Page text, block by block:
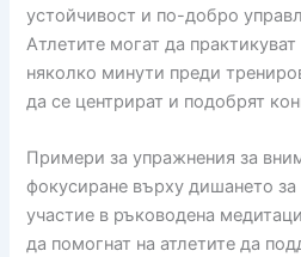
устойчивост и по-добро
Атлетите могат да
няколко минути преди
да се центрират и подобрят
Примери за упражнения за
фокусиране върху дишането
участие в ръководена
да помогнат на атлетите да